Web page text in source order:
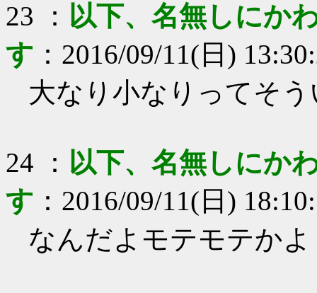
23 ： 以下、名無しにか
す ： 2016/09/11(日)
大なり小なりってそ
24 ： 以下、名無しにか
す ： 2016/09/11(日)
なんだよモテモテか